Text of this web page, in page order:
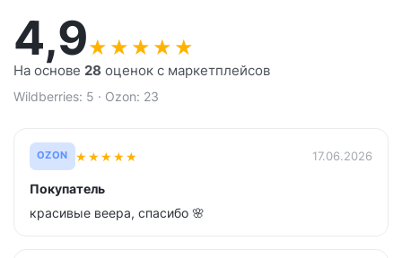
4,9★ ★ ★ ★ ★
На основе 28 оценок с маркетплейсов
Wildberries: 5 · Ozon: 23
OZON ★★★★★ 17.06.2026
Покупатель
красивые веера, спасибо 🌸